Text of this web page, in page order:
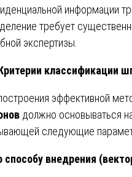
информации
требует
экспертизы.
классификации
эффективной
должно основываться
следующие
способу внедрения